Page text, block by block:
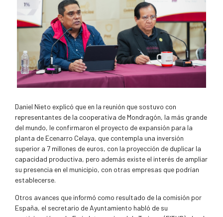
Daniel Nieto explicó que en la reunión que sostuvo con
representantes de la cooperativa de Mondragón, la más grande
del mundo, le confirmaron el proyecto de expansión para la
planta de Ecenarro Celaya, que contempla una inversión
superior a 7 millones de euros, con la proyección de duplicar la
capacidad productiva, pero además existe el interés de ampliar
su presencia en el municipio, con otras empresas que podrían
establecerse.
Otros avances que informó como resultado de la comisión por
España, el secretario de Ayuntamiento habló de su